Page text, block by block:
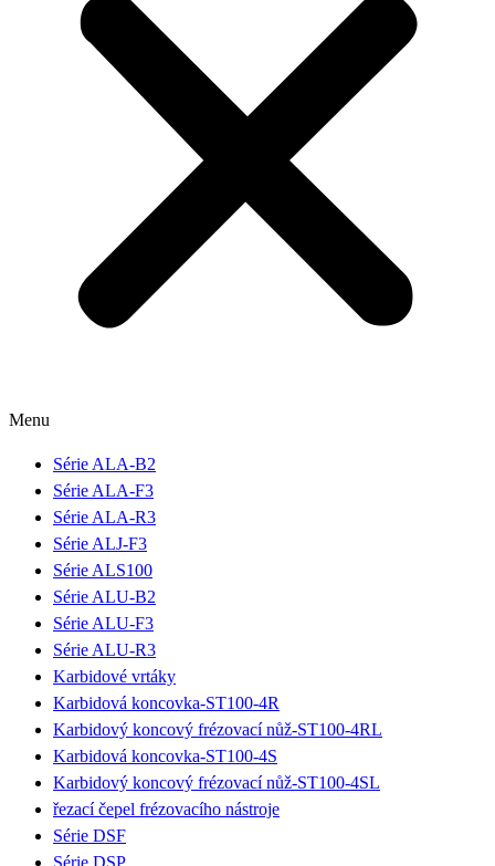
Menu
Série ALA-B2
Série ALA-F3
Série ALA-R3
Série ALJ-F3
Série ALS100
Série ALU-B2
Série ALU-F3
Série ALU-R3
Karbidové vrtáky
Karbidová koncovka-ST100-4R
Karbidový koncový frézovací nůž-ST100-4RL
Karbidová koncovka-ST100-4S
Karbidový koncový frézovací nůž-ST100-4SL
řezací čepel frézovacího nástroje
Série DSF